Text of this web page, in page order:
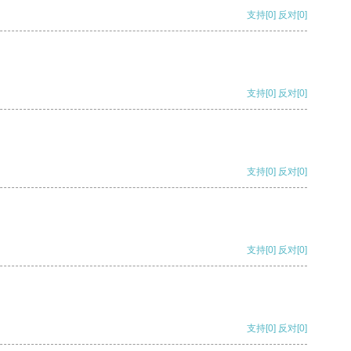
支持[0] 反对[0]
支持[0] 反对[0]
支持[0] 反对[0]
支持[0] 反对[0]
支持[0] 反对[0]